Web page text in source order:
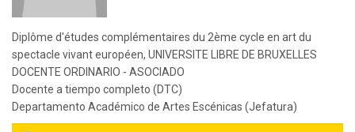
Diplôme d'études complémentaires du 2ème cycle en art du
spectacle vivant européen, UNIVERSITE LIBRE DE BRUXELLES
DOCENTE ORDINARIO - ASOCIADO
Docente a tiempo completo (DTC)
Departamento Académico de Artes Escénicas (Jefatura)